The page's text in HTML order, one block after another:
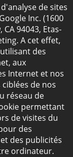
de sites
Inc. (1600
94043, Etas-
A cet effet,
des
aux
Internet et nos
de nos
réseau de
permettant
de visites du
des
des publicités
ordinateur.